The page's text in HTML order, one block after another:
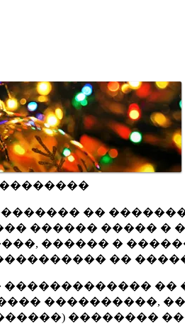
��������
��
������ ����� �
������ �
��
��
����������,
��������